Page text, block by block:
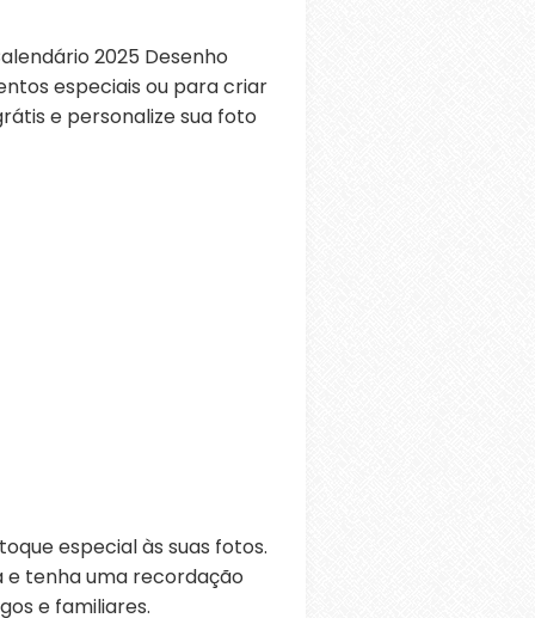
2025 Desenho
especiais ou para criar
e personalize sua foto
especial às suas fotos.
e tenha uma recordação
e familiares.